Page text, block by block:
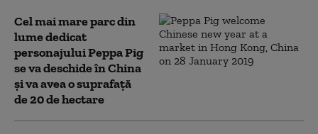
Cel mai mare parc din
lume dedicat
personajului Peppa Pig
se va deschide în China
și va avea o suprafață
de 20 de hectare